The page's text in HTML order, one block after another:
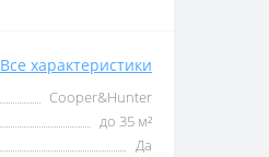
Все характеристики
Cooper&Hunter
до 35 м²
Да